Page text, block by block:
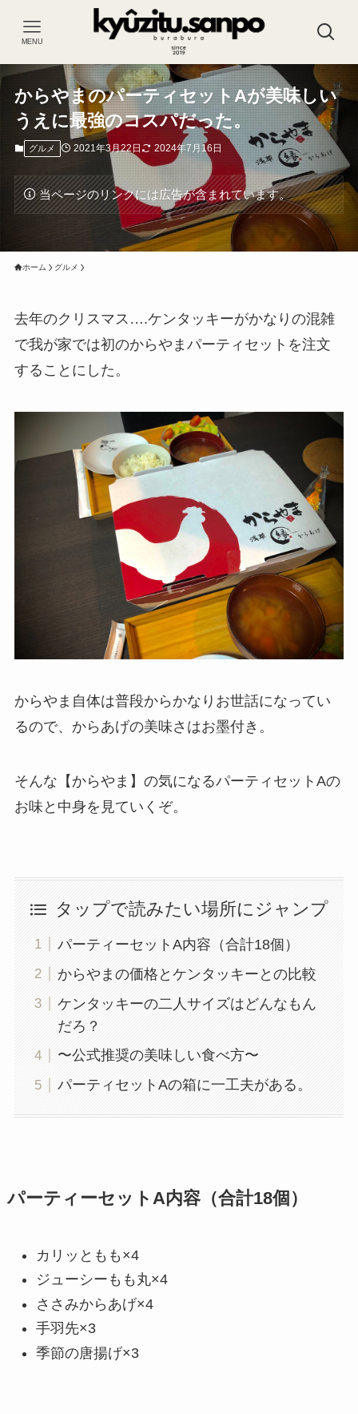
MENU
からやまのパーティセットAが美味しい
うえに最強のコスパだった。
グルメ 2021年3月22日 2024年7月16日
当ページのリンクには広告が含まれています。
ホーム グルメ
去年のクリスマス….ケンタッキーがかなりの混雑
で我が家では初のからやまパーティセットを注文
することにした。
からやま自体は普段からかなりお世話になってい
るので、からあげの美味さはお墨付き。
そんな【からやま】の気になるパーティセットAの
お味と中身を見ていくぞ。
タップで読みたい場所にジャンプ
パーティーセットA内容（合計18個）
からやまの価格とケンタッキーとの比較
ケンタッキーの二人サイズはどんなもん
だろ？
〜公式推奨の美味しい食べ方〜
パーティセットAの箱に一工夫がある。
パーティーセットA内容（合計18個）
カリッともも×4
ジューシーもも丸×4
ささみからあげ×4
手羽先×3
季節の唐揚げ×3